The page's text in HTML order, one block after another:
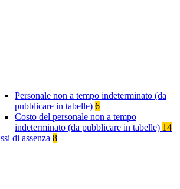
Personale non a tempo indeterminato (da
pubblicare in tabelle) 6
Costo del personale non a tempo
indeterminato (da pubblicare in tabelle) 14
di assenza 8